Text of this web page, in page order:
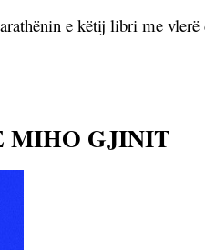
e këtij libri me
MIHO GJINIT